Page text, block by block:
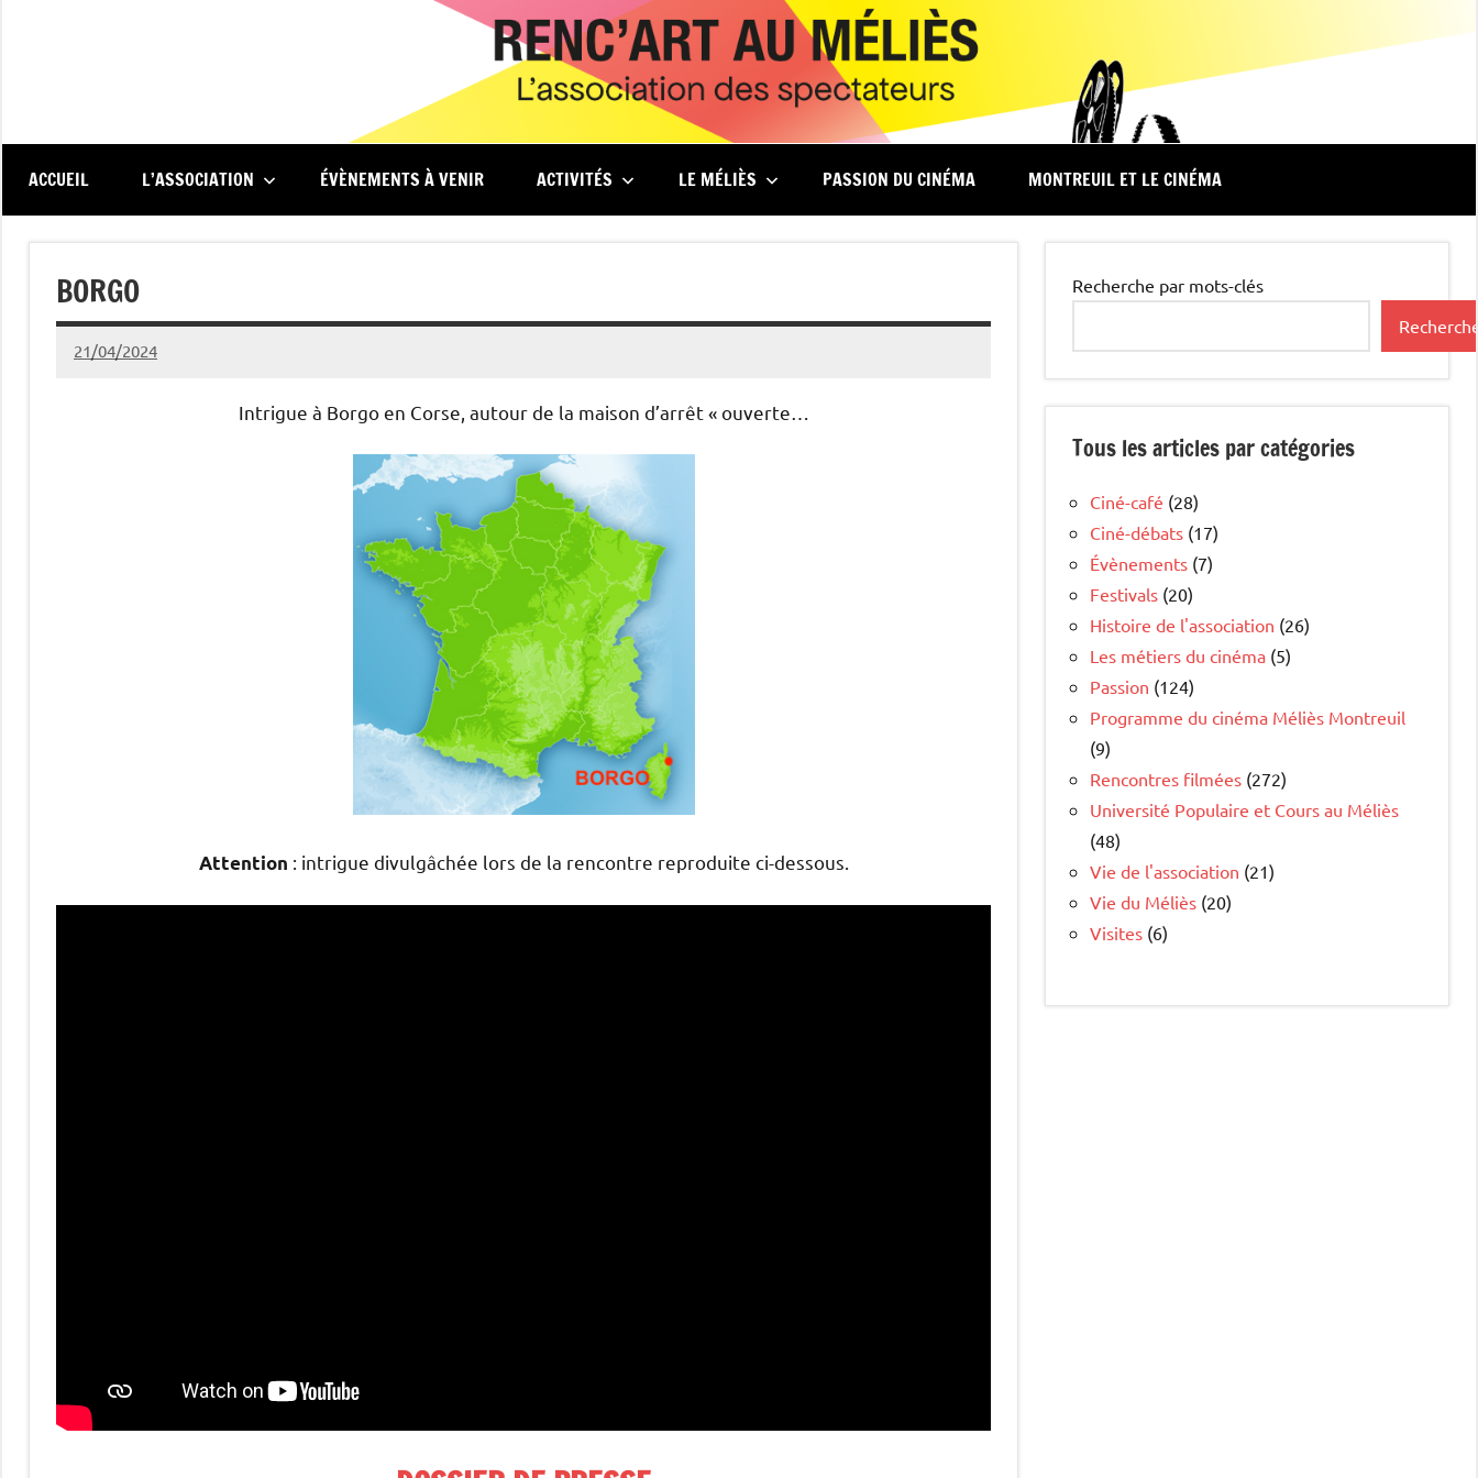
au
Méliès
spectateurs
du
de
ACCUEIL L’ASSOCIATION ÉVÈNEMENTS À VENIR ACTIVITÉS LE MÉLIÈS PASSION DU CINÉMA MONTREUIL ET LE CINÉMA
BORGO
21/04/2024
Michel
Intrigue à Borgo en Corse, autour de la maison d’arrêt « ouverte…
Attention : intrigue divulgâchée lors de la rencontre reproduite ci-dessous.
Recherche par mots-clés
Tous les articles par catégories
Ciné-café (28)
Ciné-débats (17)
Évènements (7)
Festivals (20)
Histoire de l'association (26)
Les métiers du cinéma (5)
Passion (124)
Programme du cinéma Méliès Montreuil
(9)
Rencontres filmées (272)
Université Populaire et Cours au Méliès
(48)
Vie de l'association (21)
Vie du Méliès (20)
Visites (6)